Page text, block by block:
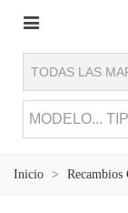
TODAS LAS
Inicio > Recambios